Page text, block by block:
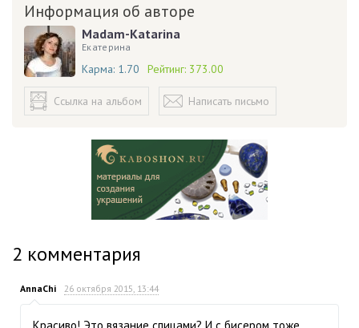
Информация об авторе
Madam-Katarina
Екатерина
Карма: 1.70 Рейтинг: 373.00
Ссылка на альбом Написать письмо
2 комментария
AnnaChi 26 октября 2015, 13:44